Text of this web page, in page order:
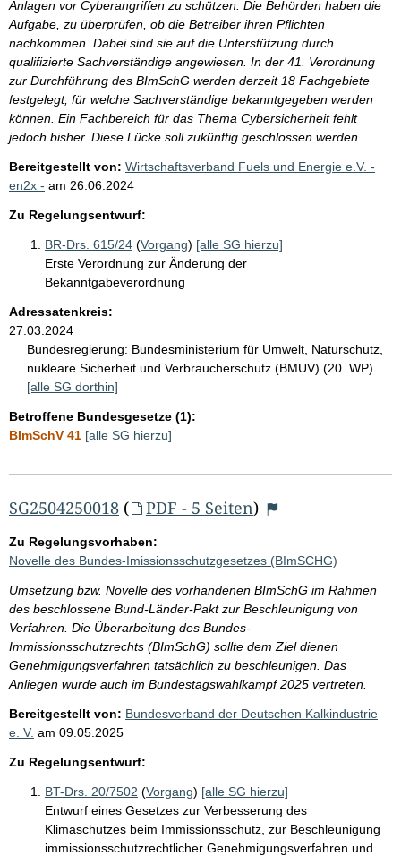
Anlagen vor Cyberangriffen zu schützen. Die Behörden haben die
Aufgabe, zu überprüfen, ob die Betreiber ihren Pflichten
nachkommen. Dabei sind sie auf die Unterstützung durch
qualifizierte Sachverständige angewiesen. In der 41. Verordnung
zur Durchführung des BImSchG werden derzeit 18 Fachgebiete
festgelegt, für welche Sachverständige bekanntgegeben werden
können. Ein Fachbereich für das Thema Cybersicherheit fehlt
jedoch bisher. Diese Lücke soll zukünftig geschlossen werden.
Bereitgestellt von: Wirtschaftsverband Fuels und Energie e.V. -
en2x - am 26.06.2024
Zu Regelungsentwurf:
BR-Drs. 615/24 (Vorgang) [alle SG hierzu]
Erste Verordnung zur Änderung der
Bekanntgabeverordnung
Adressatenkreis:
27.03.2024
Bundesregierung: Bundesministerium für Umwelt, Naturschutz,
nukleare Sicherheit und Verbraucherschutz (BMUV) (20. WP)
[alle SG dorthin]
Betroffene Bundesgesetze (1):
BImSchV 41 [alle SG hierzu]
SG2504250018 ( PDF - 5 Seiten)
Zu Regelungsvorhaben:
Novelle des Bundes-Imissionsschutzgesetzes (BImSCHG)
Umsetzung bzw. Novelle des vorhandenen BImSchG im Rahmen
des beschlossene Bund-Länder-Pakt zur Beschleunigung von
Verfahren. Die Überarbeitung des Bundes-
Immissionsschutzrechts (BImSchG) sollte dem Ziel dienen
Genehmigungsverfahren tatsächlich zu beschleunigen. Das
Anliegen wurde auch im Bundestagswahlkampf 2025 vertreten.
Bereitgestellt von: Bundesverband der Deutschen Kalkindustrie
e. V. am 09.05.2025
Zu Regelungsentwurf:
BT-Drs. 20/7502 (Vorgang) [alle SG hierzu]
Entwurf eines Gesetzes zur Verbesserung des
Klimaschutzes beim Immissionsschutz, zur Beschleunigung
immissionsschutzrechtlicher Genehmigungsverfahren und